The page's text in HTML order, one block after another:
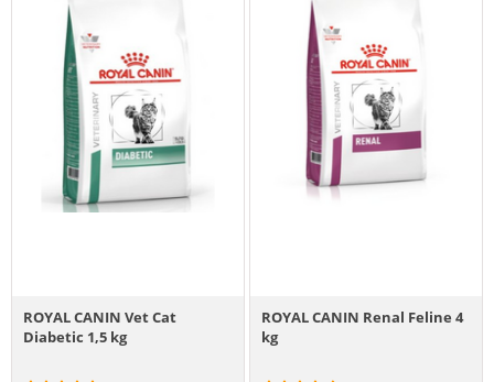
ROYAL CANIN Vet Cat
Diabetic 1,5 kg
ROYAL CANIN Renal Feline 4
kg